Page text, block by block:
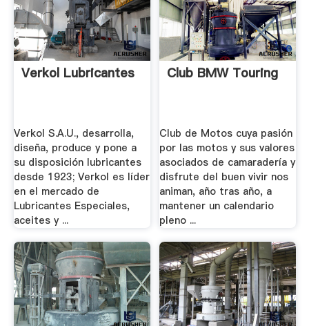
Verkol Lubricantes
Verkol S.A.U., desarrolla,
diseña, produce y pone a
su disposición lubricantes
desde 1923; Verkol es líder
en el mercado de
Lubricantes Especiales,
aceites y ...
Club BMW Touring
Club de Motos cuya pasión
por las motos y sus valores
asociados de camaradería y
disfrute del buen vivir nos
animan, año tras año, a
mantener un calendario
pleno ...